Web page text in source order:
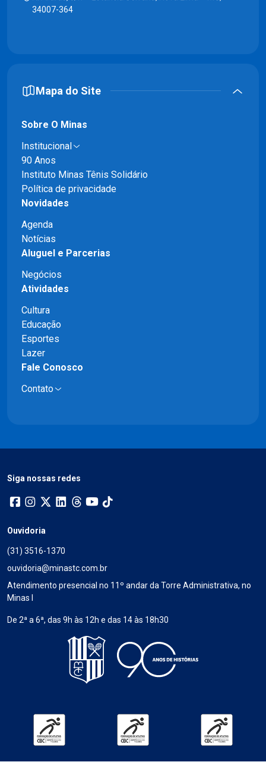
34007-364
Mapa do Site
Sobre O Minas
Institucional
90 Anos
Instituto Minas Tênis Solidário
Política de privacidade
Novidades
Agenda
Notícias
Aluguel e Parcerias
Negócios
Atividades
Cultura
Educação
Esportes
Lazer
Fale Conosco
Contato
Siga nossas redes
Ouvidoria
(31) 3516-1370
ouvidoria@minastc.com.br
Atendimento presencial no 11º andar da Torre Administrativa, no
Minas I
De 2ª a 6ª, das 9h às 12h e das 14 às 18h30